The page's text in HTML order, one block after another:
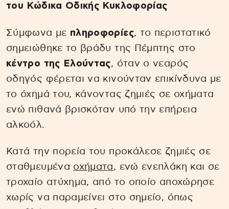
του Κώδικα Οδικής Κυκλοφορίας
Σύμφωνα με πληροφορίες, το περιστατικό
σημειώθηκε το βράδυ της Πέμπτης στο
κέντρο της Ελούντας, όταν ο νεαρός
οδηγός φέρεται να κινούνταν επικίνδυνα με
το όχημά του, κάνοντας ζημιές σε οχήματα
ενώ πιθανά βρισκόταν υπό την επήρεια
αλκοόλ.
Κατά την πορεία του προκάλεσε ζημιές σε
σταθμευμένα οχήματα, ενώ ενεπλάκη και σε
τροχαίο ατύχημα, από το οποίο αποχώρησε
χωρίς να παραμείνει στο σημείο, όπως